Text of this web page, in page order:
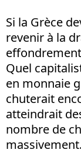
Si la Grèce
revenir à la
Quel
en monnaie
chuterait
atteindrait
nombre de
massivement.